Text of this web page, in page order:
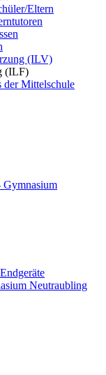
Eltern
(ILV)
(ILF)
der Mittelschule
Gymnasium
Neutraubling